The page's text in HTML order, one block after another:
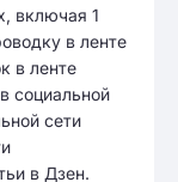
включая 1
в ленте
в ленте
социальной
сети
в Дзен.